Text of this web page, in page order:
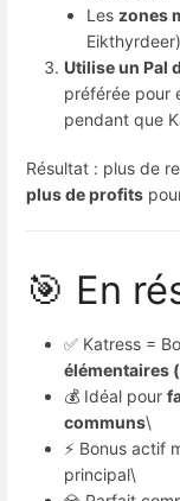
Les zones
Utilise un Pal
préférée pour
pendant que
plus de profits
🎯 En
✅ Katress =
élémentaires
💰 Idéal pour
communs\
⚡ Bonus actif
principal\